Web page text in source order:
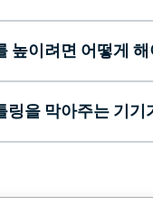
높이려면 어떻게
링을 막아주는 기기